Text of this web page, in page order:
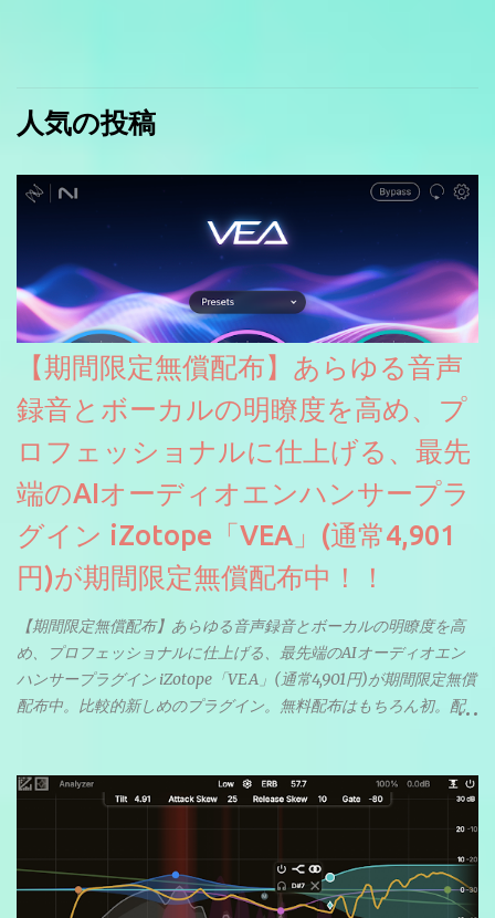
人気の投稿
【期間限定無償配布】あらゆる音声
録音とボーカルの明瞭度を高め、プ
ロフェッショナルに仕上げる、最先
端のAIオーディオエンハンサープラ
グイン iZotope「VEA」(通常4,901
円)が期間限定無償配布中！！
【期間限定無償配布】あらゆる音声録音とボーカルの明瞭度を高
め、プロフェッショナルに仕上げる、最先端のAIオーディオエン
ハンサープラグイン iZotope「VEA」(通常4,901円)が期間限定無償
配布中。比較的新しめのプラグイン。無料配布はもちろん初。配